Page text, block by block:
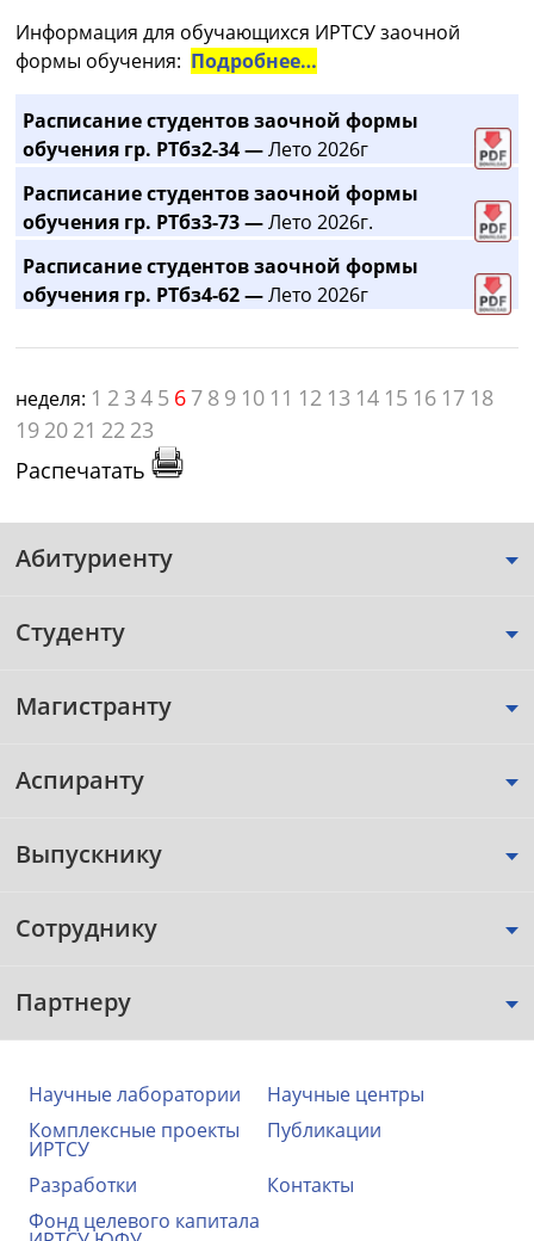
Информация для обучающихся ИРТСУ заочной
формы обучения: Подробнее…
Расписание студентов заочной формы
обучения гр. РТбз2-34 —Лето 2026г
Расписание студентов заочной формы
обучения гр. РТбз3-73 —Лето 2026г.
Расписание студентов заочной формы
обучения гр. РТбз4-62 —Лето 2026г
неделя: 1 2 3 4 5 6 7 8 9 10 11 12 13 14 15 16 17 18
19 20 21 22 23
Распечатать
Абитуриенту
Студенту
Магистранту
Аспиранту
Выпускнику
Сотруднику
Партнеру
Научные лаборатории
Научные центры
Комплексные проекты
ИРТСУ
Публикации
Разработки
Контакты
Фонд целевого капитала